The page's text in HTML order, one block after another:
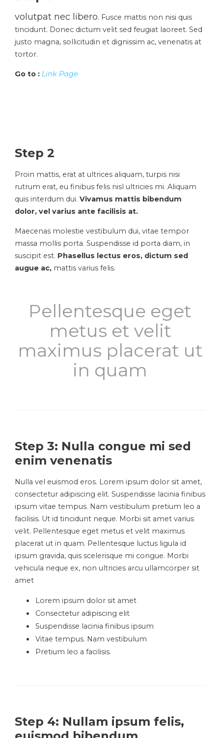
volutpat nec libero. Fusce mattis non nisi quis
tincidunt. Donec dictum velit sed feugiat laoreet. Sed
justo magna, sollicitudin et dignissim ac, venenatis at
tortor.
Go to : Link Page
Step 2
Proin mattis, erat at ultrices aliquam, turpis nisi
rutrum erat, eu finibus felis nisl ultricies mi. Aliquam
quis interdum dui. Vivamus mattis bibendum
dolor, vel varius ante facilisis at.
Maecenas molestie vestibulum dui, vitae tempor
massa mollis porta. Suspendisse id porta diam, in
suscipit est. Phasellus lectus eros, dictum sed
augue ac, mattis varius felis.
Pellentesque eget
metus et velit
maximus placerat ut
in quam
Step 3: Nulla congue mi sed
enim venenatis
Nulla vel euismod eros. Lorem ipsum dolor sit amet,
consectetur adipiscing elit. Suspendisse lacinia finibus
ipsum vitae tempus. Nam vestibulum pretium leo a
facilisis. Ut id tincidunt neque. Morbi sit amet varius
velit. Pellentesque eget metus et velit maximus
placerat ut in quam. Pellentesque luctus ligula id
ipsum gravida, quis scelerisque mi congue. Morbi
vehicula neque ex, non ultricies arcu ullamcorper sit
amet
Lorem ipsum dolor sit amet
Consectetur adipiscing elit
Suspendisse lacinia finibus ipsum
Vitae tempus. Nam vestibulum
Pretium leo a facilisis.
Step 4: Nullam ipsum felis,